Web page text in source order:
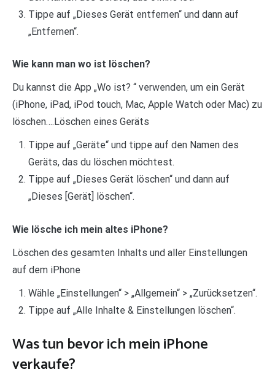
Tippe auf „Dieses Gerät entfernen“ und dann auf
„Entfernen“.
Wie kann man wo ist löschen?
Du kannst die App „Wo ist? “ verwenden, um ein Gerät
(iPhone, iPad, iPod touch, Mac, Apple Watch oder Mac) zu
löschen….Löschen eines Geräts
Tippe auf „Geräte“ und tippe auf den Namen des
Geräts, das du löschen möchtest.
Tippe auf „Dieses Gerät löschen“ und dann auf
„Dieses [Gerät] löschen“.
Wie lösche ich mein altes iPhone?
Löschen des gesamten Inhalts und aller Einstellungen
auf dem iPhone
Wähle „Einstellungen“ > „Allgemein“ > „Zurücksetzen“.
Tippe auf „Alle Inhalte & Einstellungen löschen“.
Was tun bevor ich mein iPhone
verkaufe?